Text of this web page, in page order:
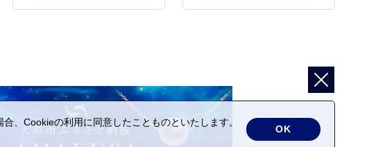
フト 贈答品 人気 返礼品 ふ
、Cookieの利用に同意したことものといたします。
OK